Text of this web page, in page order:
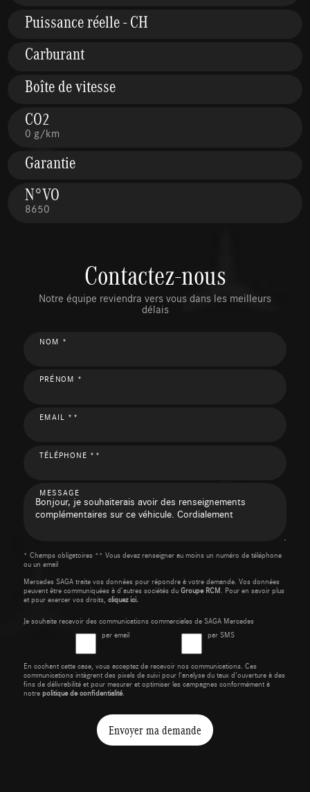
Puissance réelle - CH
Carburant
Boîte de vitesse
CO2
0 g/km
Garantie
N°VO
8650
Contactez-nous
Notre équipe reviendra vers vous dans les meilleurs
délais
NOM *
PRÉNOM *
EMAIL **
TÉLÉPHONE **
MESSAGE
* Champs obligatoires ** Vous devez renseigner au moins un numéro de téléphone
ou un email
Mercedes SAGA traite vos données pour répondre à votre demande. Vos données
peuvent être communiquées à d’autres sociétés du Groupe RCM. Pour en savoir plus
et pour exercer vos droits, cliquez ici.
Je souhaite recevoir des communications commerciales de SAGA Mercedes
par email
par SMS
En cochant cette case, vous acceptez de recevoir nos communications. Ces
communications intègrent des pixels de suivi pour l'analyse du taux d'ouverture à des
fins de délivrabilité et pour mesurer et optimiser les campagnes conformément à
notre politique de confidentialité.
Envoyer ma demande